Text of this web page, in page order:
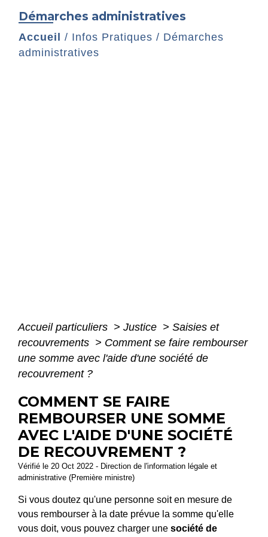
Démarches administratives
Accueil / Infos Pratiques / Démarches
administratives
Accueil particuliers > Justice > Saisies et
recouvrements > Comment se faire rembourser
une somme avec l'aide d'une société de
recouvrement ?
COMMENT SE FAIRE
REMBOURSER UNE SOMME
AVEC L'AIDE D'UNE SOCIÉTÉ
DE RECOUVREMENT ?
Vérifié le 20 Oct 2022 - Direction de l'information légale et
administrative (Première ministre)
Si vous doutez qu'une personne soit en mesure de
vous rembourser à la date prévue la somme qu'elle
vous doit, vous pouvez charger une société de